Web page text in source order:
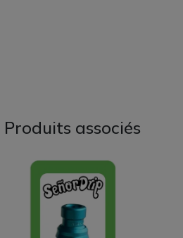
Produits associés